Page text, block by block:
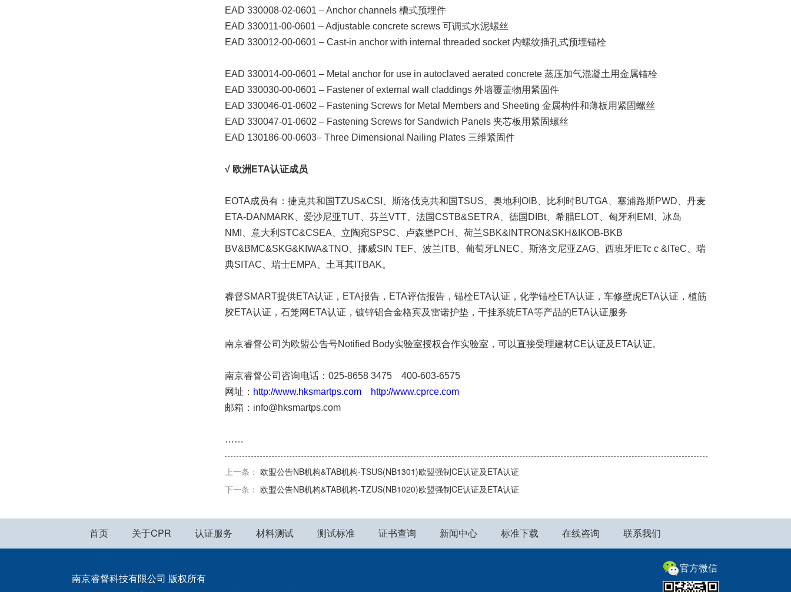
EAD 330008-02-0601 – Anchor channels 槽式预埋件
EAD 330011-00-0601 – Adjustable concrete screws 可调式水泥螺丝
EAD 330012-00-0601 – Cast-in anchor with internal threaded socket 内螺纹插孔式预埋锚栓
EAD 330014-00-0601 – Metal anchor for use in autoclaved aerated concrete 蒸压加气混凝土用金属锚栓
EAD 330030-00-0601 – Fastener of external wall claddings 外墙覆盖物用紧固件
EAD 330046-01-0602 – Fastening Screws for Metal Members and Sheeting 金属构件和薄板用紧固螺丝
EAD 330047-01-0602 – Fastening Screws for Sandwich Panels 夹芯板用紧固螺丝
EAD 130186-00-0603– Three Dimensional Nailing Plates 三维紧固件
√ 欧洲ETA认证成员
EOTA成员有：捷克共和国TZUS&CSI、斯洛伐克共和国TSUS、奥地利OIB、比利时BUTGA、塞浦路斯PWD、丹麦
ETA-DANMARK、爱沙尼亚TUT、芬兰VTT、法国CSTB&SETRA、德国DIBt、希腊ELOT、匈牙利EMI、冰岛
NMI、意大利STC&CSEA、立陶宛SPSC、卢森堡PCH、荷兰SBK&INTRON&SKH&IKOB-BKB
BV&BMC&SKG&KIWA&TNO、挪威SIN TEF、波兰ITB、葡萄牙LNEC、斯洛文尼亚ZAG、西班牙IETc c &ITeC、瑞
典SITAC、瑞士EMPA、土耳其ITBAK。
睿督SMART提供ETA认证，ETA报告，ETA评估报告，锚栓ETA认证，化学锚栓ETA认证，车修壁虎ETA认证，植筋
胶ETA认证，石笼网ETA认证，镀锌铝合金格宾及雷诺护垫，干挂系统ETA等产品的ETA认证服务
南京睿督公司为欧盟公告号Notified Body实验室授权合作实验室，可以直接受理建材CE认证及ETA认证。
南京睿督公司咨询电话：025-8658 3475 400-603-6575
网址： http://www.hksmartps.com
http://www.cprce.com
邮箱：info@hksmartps.com
……
上一条： 欧盟公告NB机构&TAB机构-TSUS(NB1301)欧盟强制CE认证及ETA认证
下一条： 欧盟公告NB机构&TAB机构-TZUS(NB1020)欧盟强制CE认证及ETA认证
首页 关于CPR 认证服务 材料测试 测试标准 证书查询 新闻中心 标准下载 在线咨询 联系我们
南京睿督科技有限公司 版权所有
官方微信